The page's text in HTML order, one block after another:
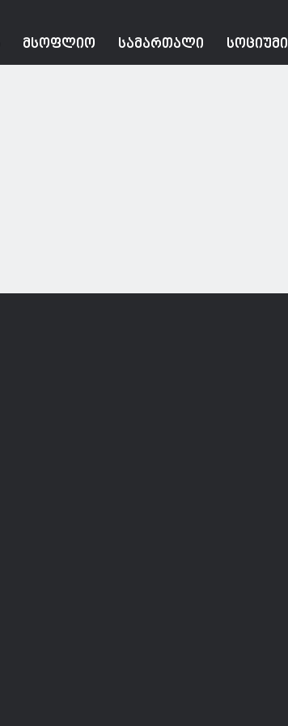
ᲛᲡᲝᲤᲚᲘᲝ ᲡᲐᲛᲐᲠᲗᲐᲚᲘ ᲡᲝᲪᲘᲣᲛᲘ